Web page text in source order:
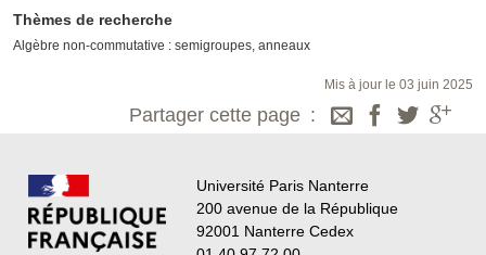
Thèmes de recherche
Algèbre non-commutative : semigroupes, anneaux
Mis à jour le 03 juin 2025
Partager cette page
Université Paris Nanterre
200 avenue de la République
92001 Nanterre Cedex